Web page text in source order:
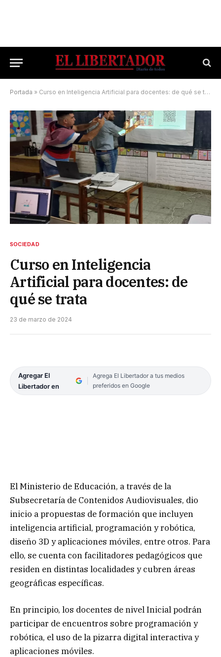
Portada » Curso en Inteligencia Artificial para docentes: de qué se trata
SOCIEDAD
Curso en Inteligencia
Artificial para docentes: de
qué se trata
23 de marzo de 2024
Agregar El
Libertador en
Agrega El Libertador a tus medios
preferidos en Google
El Ministerio de Educación, a través de la
Subsecretaría de Contenidos Audiovisuales, dio
inicio a propuestas de formación que incluyen
inteligencia artificial, programación y robótica,
diseño 3D y aplicaciones móviles, entre otros. Para
ello, se cuenta con facilitadores pedagógicos que
residen en distintas localidades y cubren áreas
geográficas específicas.
En principio, los docentes de nivel Inicial podrán
participar de encuentros sobre programación y
robótica, el uso de la pizarra digital interactiva y
aplicaciones móviles.